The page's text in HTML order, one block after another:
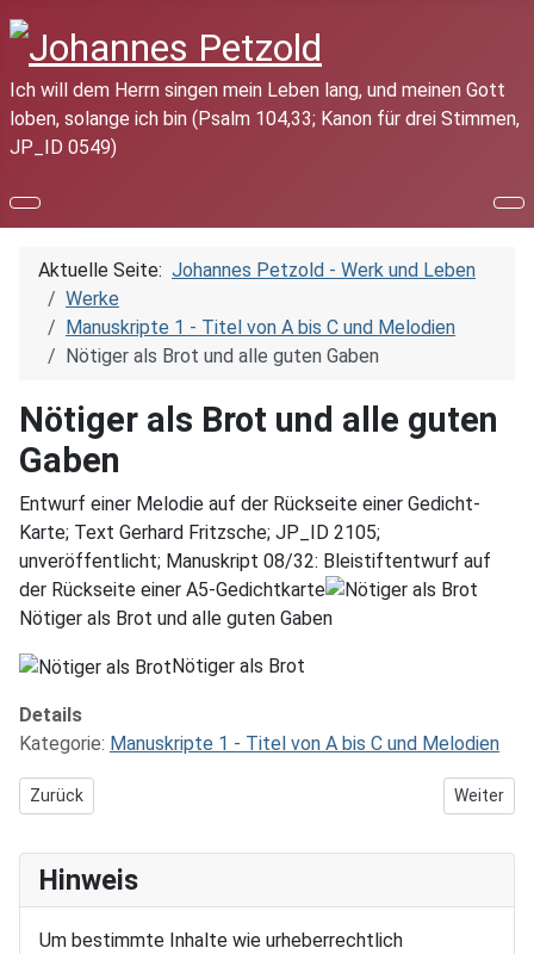
Ich will dem Herrn singen mein Leben lang, und meinen Gott
loben, solange ich bin (Psalm 104,33; Kanon für drei Stimmen,
JP_ID 0549)
Aktuelle Seite: Johannes Petzold - Werk und Leben
Werke
Manuskripte 1 - Titel von A bis C und Melodien
Nötiger als Brot und alle guten Gaben
Nötiger als Brot und alle guten
Gaben
Entwurf einer Melodie auf der Rückseite einer Gedicht-
Karte; Text Gerhard Fritzsche; JP_ID 2105;
unveröffentlicht; Manuskript 08/32: Bleistiftentwurf auf
der Rückseite einer A5-Gedichtkarte
Nötiger als Brot und alle guten Gaben
Nötiger als Brot
Details
Kategorie: Manuskripte 1 - Titel von A bis C und Melodien
Vorheriger Beitrag: Mit lautem Jubel
Zurück Nächster
Weiter
Hinweis
Um bestimmte Inhalte wie urheberrechtlich